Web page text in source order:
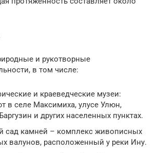
и рукотворные
в том числе:
и краеведческие музеи:
в селе Максимиха, улусе Улюн,
и других населенных пунктах.
сад камней – комплекс живописных
валунов, расположенный у реки Ину.